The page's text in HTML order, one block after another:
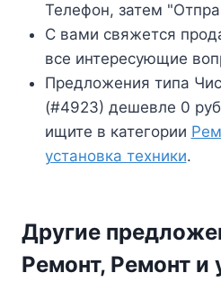
Телефон, затем
С вами свяжется
все интересующие
Предложения типа
(#4923) дешевле 0
ищите в категории
установка техники.
Другие
Ремонт, Ремонт и